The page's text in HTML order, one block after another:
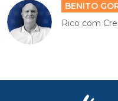
BENITO
Rico com